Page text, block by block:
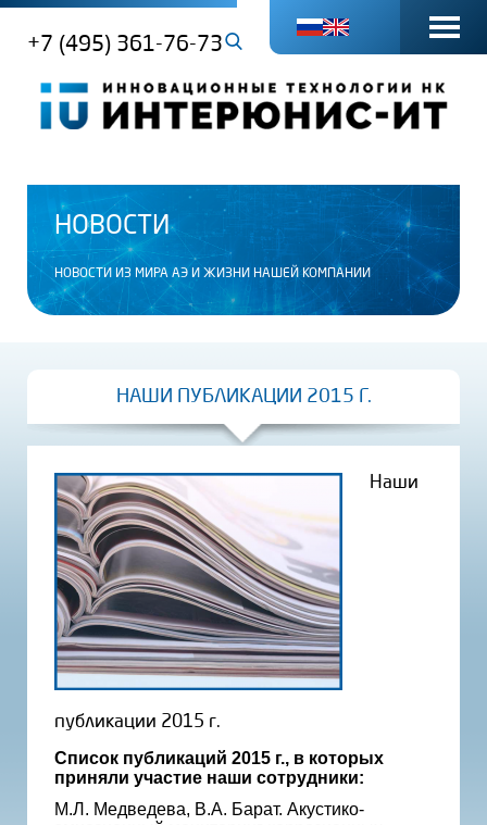
+7 (495) 361-76-73
НОВОСТИ
НОВОСТИ ИЗ МИРА АЭ И ЖИЗНИ НАШЕЙ КОМПАНИИ
НАШИ ПУБЛИКАЦИИ 2015 Г.
Наши
публикации 2015 г.
Список публикаций 2015 г., в которых
приняли участие наши сотрудники:
М.Л. Медведева, В.А. Барат. Акустико-